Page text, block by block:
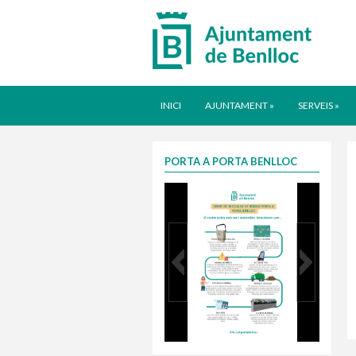
INICI AJUNTAMENT » SERVEIS »
PORTA A PORTA BENLLOC